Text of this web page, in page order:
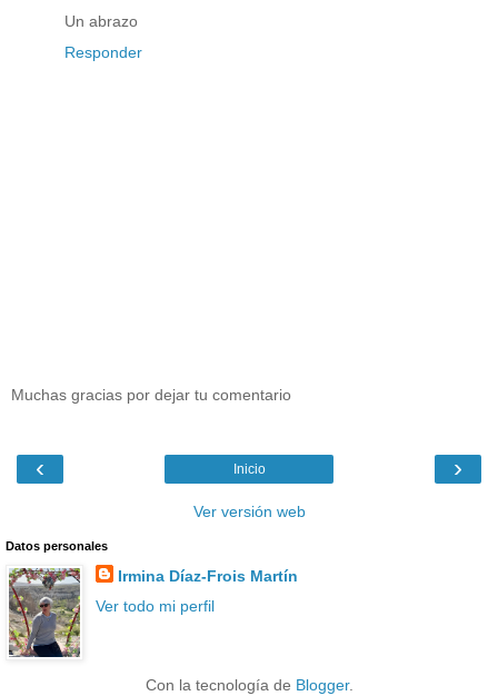
Un abrazo
Responder
Muchas gracias por dejar tu comentario
‹ ›
Inicio
Ver versión web
Datos personales
Irmina Díaz-Frois Martín
Ver todo mi perfil
Con la tecnología de Blogger.